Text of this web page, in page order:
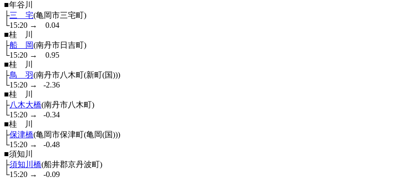
■年谷川
├三 宅(亀岡市三宅町)
└15:20 →
0.04
■桂 川
├船 岡(南丹市日吉町)
└15:20 →
0.95
■桂 川
├鳥 羽(南丹市八木町(新町(国)))
└15:20 →
-2.36
■桂 川
├八木大橋(南丹市八木町)
└15:20 →
-0.34
■桂 川
├保津橋(亀岡市保津町(亀岡(国)))
└15:20 →
-0.48
■須知川
├須知川橋(船井郡京丹波町)
└15:20 → -0.09